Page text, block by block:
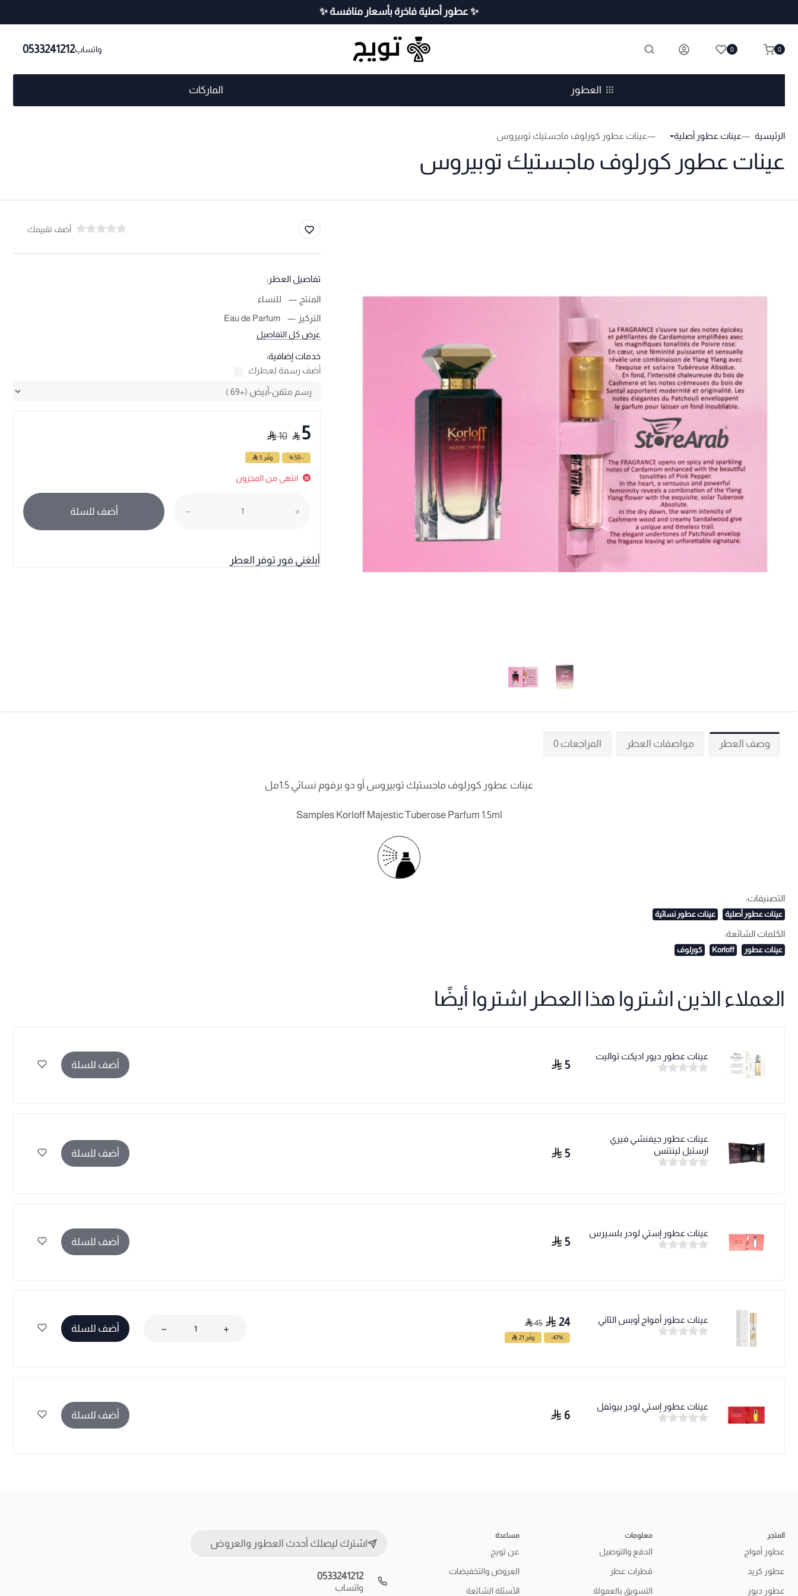
✨ عطور أصلية فاخرة بأسعار منافسة ✨
0533241212واتساب 0 0
العطور الماركات
الرئيسية عينات عطور أصلية عينات عطور كورلوف ماجستيك توبيروس
عينات عطور كورلوف ماجستيك توبيروس
أضف تقييمك
تفاصيل العطر:
المنتج
للنساء
التركيز
Eau de Parfum
عرض كل التفاصيل
خدمات إضافية:
أضف رسمة لعطرك
5
10
- 50 % وفّر 5
انتهى من المخزون
أضف للسلة
أبلغني فور توفر العطر
وصف العطر مواصفات العطر المراجعات 0
عينات عطور كورلوف ماجستيك توبيروس أو دو برفوم نسائي 1.5مل
Samples Korloff Majestic Tuberose Parfum 1.5ml
التصنيفات:
عينات عطور أصلية عينات عطور نسائية
الكلمات الشائعة:
عينات عطور Korloff كورلوف
العملاء الذين اشتروا هذا العطر اشتروا أيضًا
عينات عطور ديور اديكت تواليت
5 أضف للسلة
عينات عطور جيفنشي فيري
ارستبل لينتنس
5 أضف للسلة
عينات عطور إستي لودر بلسيرس
5 أضف للسلة
عينات عطور أمواج أوبس الثاني 24
45
-47% وفّر 21
أضف للسلة
عينات عطور إستي لودر بيوتفل
6 أضف للسلة
المتجر
عطور أمواج
عطور كريد
عطور ديور
معلومات
الدفع والتوصيل
قطرات عطر
التسويق بالعمولة
مساعدة
عن تويج
العروض والتخفيضات
الأسئلة الشائعة
اشترك ليصلك أحدث العطور والعروض
0533241212
واتساب